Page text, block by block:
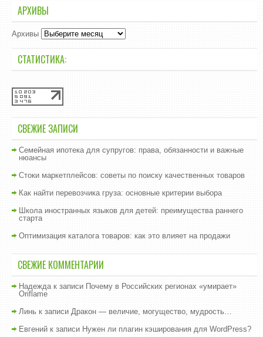
АРХИВЫ
Архивы
СТАТИСТИКА:
СВЕЖИЕ ЗАПИСИ
Семейная ипотека для супругов: права, обязанности и важные
нюансы
Стоки маркетплейсов: советы по поиску качественных товаров
Как найти перевозчика груза: основные критерии выбора
Школа иностранных языков для детей: преимущества раннего
старта
Оптимизация каталога товаров: как это влияет на продажи
СВЕЖИЕ КОММЕНТАРИИ
Надеждак записи Почему в Российских регионах «умирает»
Oriflame
Линь к записи Дракон — величие, могущество, мудрость…
Евгений к записи Нужен ли плагин кэширования для WordPress?